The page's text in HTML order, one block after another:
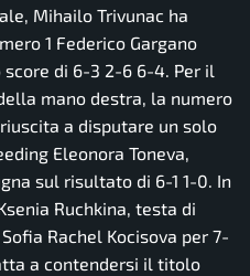
Mihailo Trivunac ha
1 Federico Gargano
di 6-3 2-6 6-4. Per il
mano destra, la numero
a disputare un solo
Eleonora Toneva,
sul risultato di 6-1 1-0. In
Ruchkina, testa di
Rachel Kocisova per 7-
a contendersi il titolo